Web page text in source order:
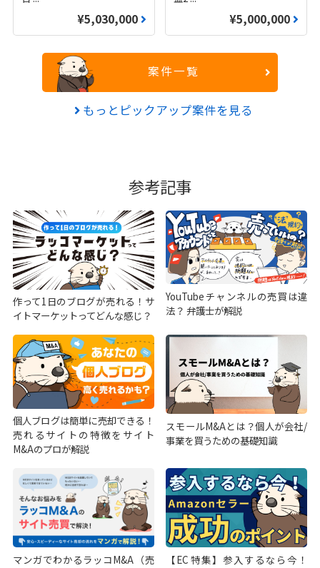
¥5,030,000 ¥5,000,000
案件一覧
もっとピックアップ案件を見る
参考記事
作って1日のブログが売れる！サ
イトマーケットってどんな感じ？
YouTubeチャンネルの売買は違
法？ 弁護士が解説
個人ブログは簡単に売却できる！
売れるサイトの特徴をサイト
M&Aのプロが解説
スモールM&Aとは？個人が会社/
事業を買うための基礎知識
マンガでわかるラッコM&A（売
【EC特集】参入するなら今！